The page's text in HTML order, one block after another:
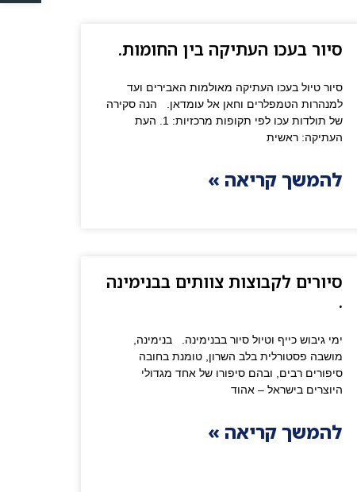
סיור בעכו העתיקה בין החומות.
סיור טיול בעכו העתיקה מאולמות האבירים ועד
למנהרות הטמפלרים וחאן אל עומדאן. ​הנה סקירה
של תולדות עכו לפי תקופות מרכזיות: ​1. העת
העתיקה: ראשית
להמשך קריאה »
סיורים לקבוצות צוותים בבנימינה
.
ימי גיבוש כייף וטיול סיור בבנימינה. בנימינה,
מושבה פסטורלית בלב השרון, טומנת בחובה
סיפורים רבים, ובהם סיפורו של אחד מגדולי
היוצרים בישראל – אהוד
להמשך קריאה »